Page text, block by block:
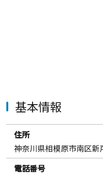
基本情報
住所
神奈川県相模原市南区新
電話番号